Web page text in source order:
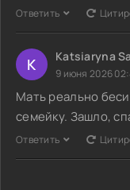
Ответить
K Katsiaryna
9 июня 2026
Мать реально
семейку. Зашло,
Ответить